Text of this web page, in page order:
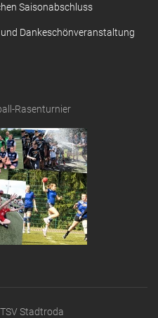
Saisonabschluss
Dankeschönveranstaltung
Rasenturnier
Stadtroda